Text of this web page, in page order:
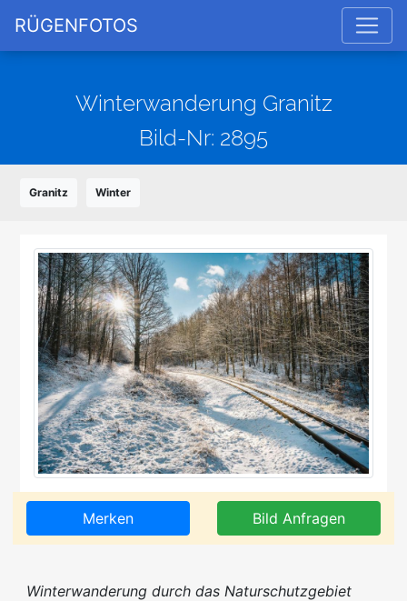
RÜGENFOTOS
Winterwanderung Granitz
Bild-Nr: 2895
Granitz Winter
Merken Bild Anfragen
Winterwanderung durch das Naturschutzgebiet